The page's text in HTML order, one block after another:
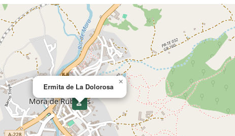
⛪
Ermita de La Dolorosa
×